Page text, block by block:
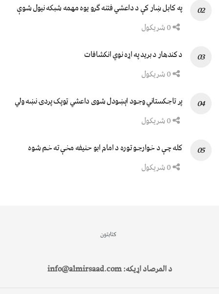
په کابل ښار کې د داعشي فتنه ګرو يوه مهمه شبکه نيول شوې
د کندهار د برید په اړه نوي انکشافات
پر تاجکستاني وجود اېښودل شوی داعشي ټوپک پردۍ نښه ولي
کله چې د خوارجو توره د امام ابو حنیفه مخې ته خم شوه
کتابتون
د المرصاد اړیکه: info@almirsaad.com